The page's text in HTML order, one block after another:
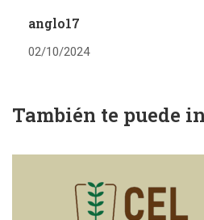
anglo17
02/10/2024
También te puede